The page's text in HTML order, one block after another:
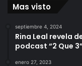
Mas visto
septiembre 4, 2024
Rina Leal revela
podcast “2 Que 3”
enero 27, 2023